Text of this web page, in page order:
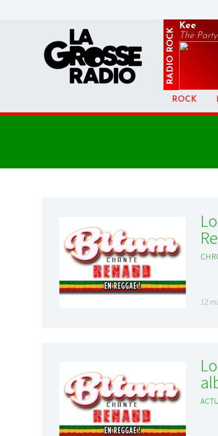
RADIO
ROCK
Kee
The Party
ROCK
12